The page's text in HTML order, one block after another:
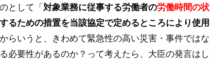
として「 対象業務に従事する労働者の労働時間の状
るための措置を当該協定で定めるところにより使用
らいうと、きわめて緊急性の高い災害・事件ではな
必要性があるのか？って考えたら、大臣の発言はし